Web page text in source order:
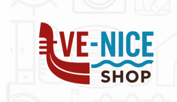
alla
navigazione
contenuto